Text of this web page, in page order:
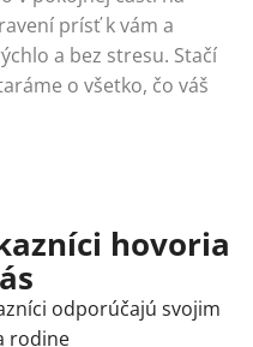
prísť k vám a
a bez stresu. Stačí
o všetko, čo váš
hovoria
odporúčajú svojim
rodine